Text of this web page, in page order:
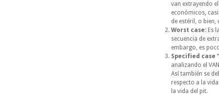
van extrayendo
económicos,
de estéril, o
Worst case: Es
secuencia de
embargo, es
Specified case
analizando el
Así también se
respecto a la
la vida del pit.